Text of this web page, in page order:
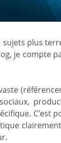
plus
je compte
C’est